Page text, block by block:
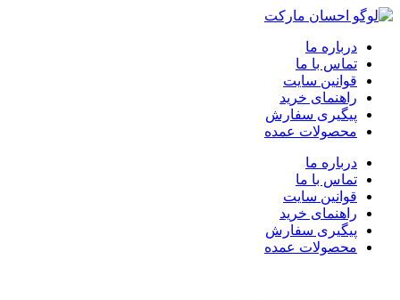
درباره ما
تماس با ما
قوانین سایت
راهنمای خرید
پیگیری سفارش
محصولات عمده
درباره ما
تماس با ما
قوانین سایت
راهنمای خرید
پیگیری سفارش
محصولات عمده